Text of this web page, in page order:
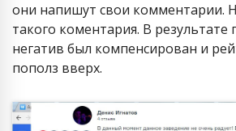
они напишут свои комментарии.
такого коментария. В результате
негатив был компенсирован и
пополз вверх.